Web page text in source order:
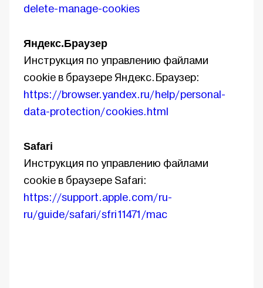
delete- manage-cookies
Яндекс.Браузер
Инструкция по управлению файлами
cookie в браузере Яндекс.Браузер:
https://browser.yandex.ru/ help/ personal-
data-protection/ cookies.html
Safari
Инструкция по управлению файлами
cookie в браузере Safari:
https://support.apple.com/ ru-
ru/guide/safari/ sfri11471/mac